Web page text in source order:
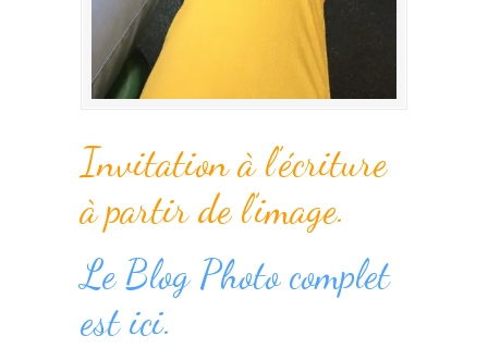
Invitation à l’écriture
à partir de l’image.
Le Blog Photo complet
est ici.